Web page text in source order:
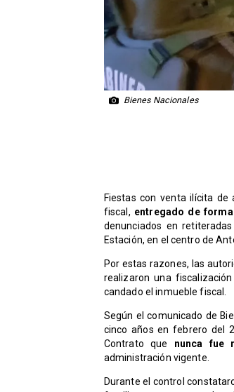
Bienes Nacionales
Fiestas con venta ilícita
fiscal, entregado de
denunciados en
Estación, en el centro de
Por estas razones, las
realizaron una
candado el inmueble fiscal.
Según el comunicado de
cinco años en febrero del
Contrato que nunca fue
administración vigente.
Durante el control